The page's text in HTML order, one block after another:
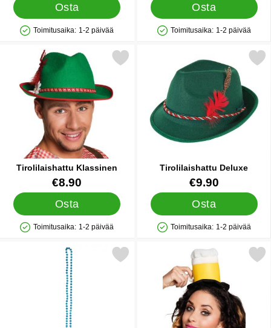
Osta
Saatavuus: Varastossa
Toimitusaika: 1-2 päivää
Osta
Saatavuus: Varastossa
Toimitusaika: 1-2 päivää
Tirolilaishattu Klassinen
Tuote.nro 13118
€8.90
Osta
Saatavuus: Varastossa
Toimitusaika: 1-2 päivää
Merkitse tirolilaishattu Klassinen suosikiksi
Tirolilaishattu Deluxe
Tuote.nro 13216
€9.90
Osta
Saatavuus: Varastossa
Toimitusaika: 1-2 päivää
Merkitse tirolilaishattu
Merkitse kaulakoru Shottilasilla Oktoberfest suosikiksi
Merkitse oluthattu